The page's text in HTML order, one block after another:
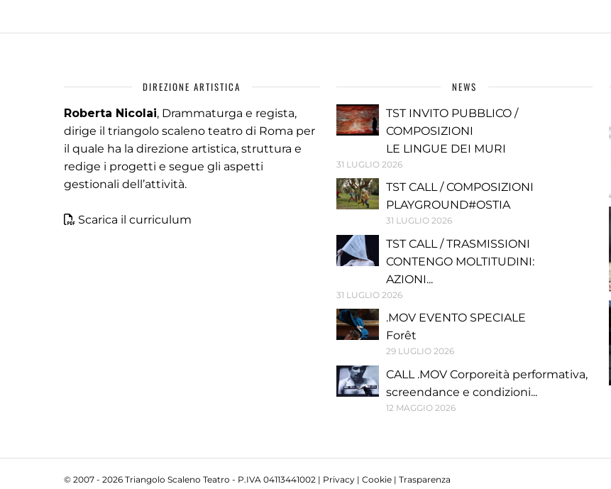
DIREZIONE ARTISTICA
Roberta Nicolai, Drammaturga e regista,
dirige il triangolo scaleno teatro di Roma per
il quale ha la direzione artistica, struttura e
redige i progetti e segue gli aspetti
gestionali dell’attività.
Scarica il curriculum
NEWS
TST INVITO PUBBLICO /
COMPOSIZIONI
LE LINGUE DEI MURI
31 LUGLIO 2026
TST CALL / COMPOSIZIONI
PLAYGROUND#OSTIA
31 LUGLIO 2026
TST CALL / TRASMISSIONI
CONTENGO MOLTITUDINI:
AZIONI...
31 LUGLIO 2026
.MOV EVENTO SPECIALE
Forêt
29 LUGLIO 2026
CALL .MOV Corporeità performativa,
screendance e condizioni...
12 MAGGIO 2026
© 2007 - 2026 Triangolo Scaleno Teatro - P.IVA 04113441002 | Privacy | Cookie | Trasparenza